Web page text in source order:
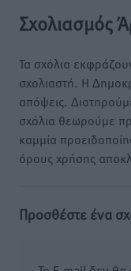
Σχολιασμός
Τα σχόλια
σχολιαστή. Η
απόψεις.
σχόλια θεωρούμε
καμμία
όρους χρήσης
Προσθέστε ένα